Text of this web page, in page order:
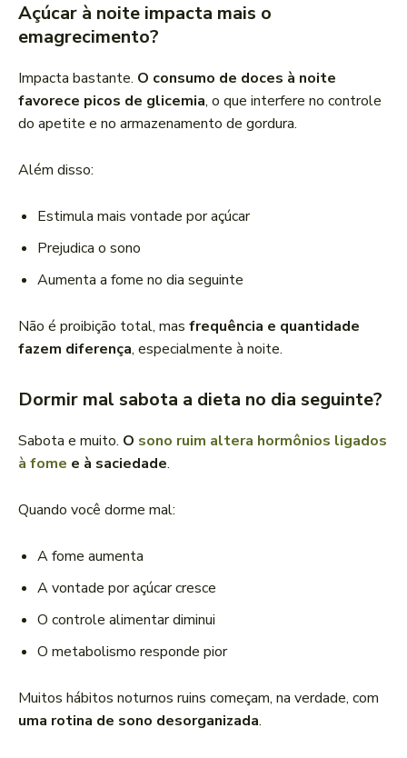
Açúcar à noite impacta mais o
emagrecimento?
Impacta bastante. O consumo de doces à noite
favorece picos de glicemia, o que interfere no controle
do apetite e no armazenamento de gordura.
Além disso:
Estimula mais vontade por açúcar
Prejudica o sono
Aumenta a fome no dia seguinte
Não é proibição total, mas frequência e quantidade
fazem diferença, especialmente à noite.
Dormir mal sabota a dieta no dia seguinte?
Sabota e muito. O sono ruim altera hormônios ligados
à fome e à saciedade.
Quando você dorme mal:
A fome aumenta
A vontade por açúcar cresce
O controle alimentar diminui
O metabolismo responde pior
Muitos hábitos noturnos ruins começam, na verdade, com
uma rotina de sono desorganizada.